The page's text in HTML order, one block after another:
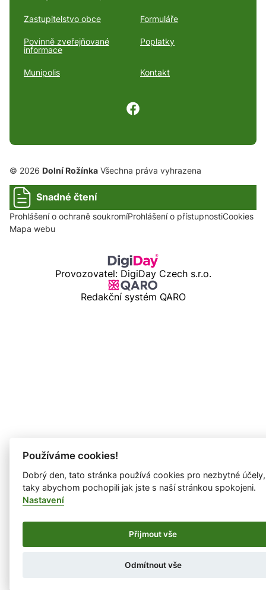
Zastupitelstvo obce Formuláře
Povinně zveřejňované
informace
Poplatky
Munipolis Kontakt
© 2026 Dolní Rožínka Všechna práva vyhrazena
Snadné čtení
Prohlášení o ochraně soukromíProhlášení o přístupnostiCookies
Mapa webu
Provozovatel: DigiDay Czech s.r.o.
Redakční systém QARO
Používáme cookies!
Dobrý den, tato stránka používá cookies pro nezbytné
taky abychom pochopili jak jste s naší stránkou spokojeni.
Nastavení
Přijmout vše
Odmítnout vše